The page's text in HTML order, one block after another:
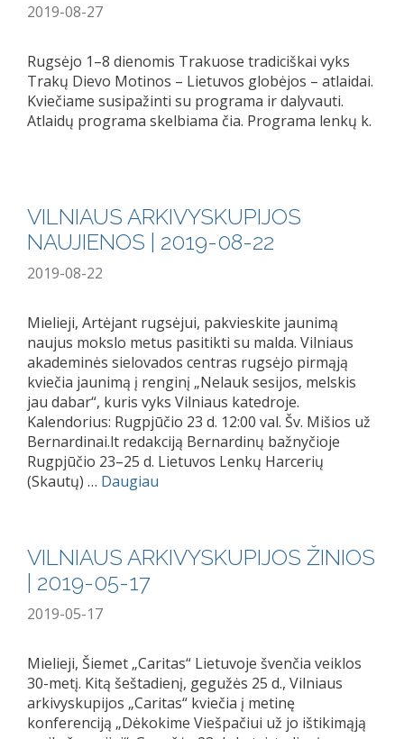
2019-08-27
Rugsėjo 1–8 dienomis Trakuose tradiciškai vyks
Trakų Dievo Motinos – Lietuvos globėjos – atlaidai.
Kviečiame susipažinti su programa ir dalyvauti.
Atlaidų programa skelbiama čia. Programa lenkų k.
VILNIAUS ARKIVYSKUPIJOS
NAUJIENOS | 2019-08-22
2019-08-22
Mielieji, Artėjant rugsėjui, pakvieskite jaunimą
naujus mokslo metus pasitikti su malda. Vilniaus
akademinės sielovados centras rugsėjo pirmąją
kviečia jaunimą į renginį „Nelauk sesijos, melskis
jau dabar“, kuris vyks Vilniaus katedroje.
Kalendorius: Rugpjūčio 23 d. 12:00 val. Šv. Mišios už
Bernardinai.lt redakciją Bernardinų bažnyčioje
Rugpjūčio 23–25 d. Lietuvos Lenkų Harcerių
(Skautų) … Daugiau
VILNIAUS ARKIVYSKUPIJOS ŽINIOS
| 2019-05-17
2019-05-17
Mielieji, Šiemet „Caritas“ Lietuvoje švenčia veiklos
30-metį. Kitą šeštadienį, gegužės 25 d., Vilniaus
arkivyskupijos „Caritas“ kviečia į metinę
konferenciją „Dėkokime Viešpačiui už jo ištikimąją